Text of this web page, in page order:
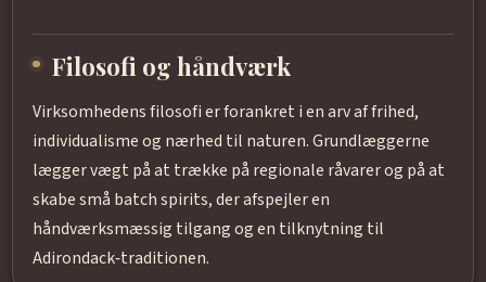
Filosofi og håndværk
Virksomhedens filosofi er forankret i en arv af frihed,
individualisme og nærhed til naturen. Grundlæggerne
lægger vægt på at trække på regionale råvarer og på at
skabe små batch spirits, der afspejler en
håndværksmæssig tilgang og en tilknytning til
Adirondack‑traditionen.